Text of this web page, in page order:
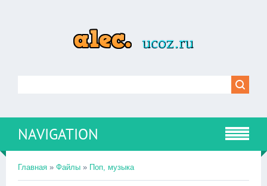
NAVIGATION
Главная » Файлы » Поп, музыка